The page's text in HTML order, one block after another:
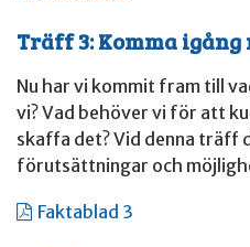
Träff 3: Komma igång
Nu har vi kommit fram till
vi? Vad behöver vi för att
skaffa det? Vid denna träff
förutsättningar och
Faktablad 3